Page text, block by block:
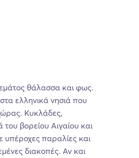
θάλασσα και φως.
ελληνικά νησιά που
Κυκλάδες,
βορείου Αιγαίου και
παραλίες και
διακοπές. Αν και